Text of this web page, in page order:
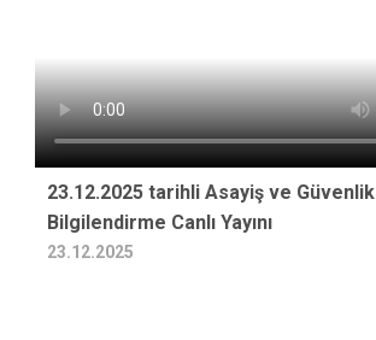
23.12.2025 tarihli Asayiş ve Güvenlik
Bilgilendirme Canlı Yayını
23.12.2025